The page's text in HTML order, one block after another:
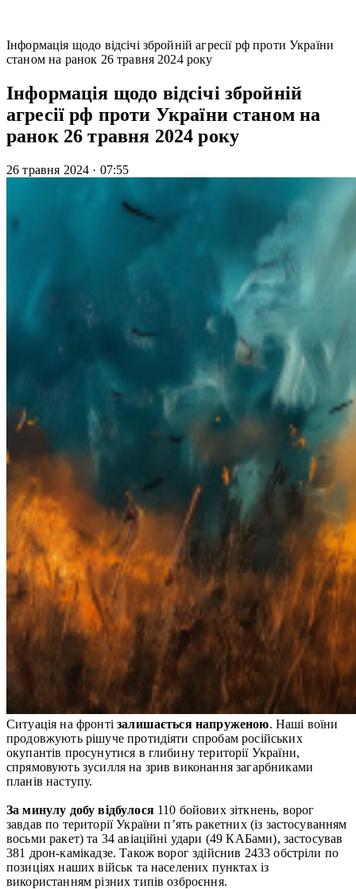
Інформація щодо відсічі збройній агресії рф проти України
станом на ранок 26 травня 2024 року
Інформація щодо відсічі збройній
агресії рф проти України станом на
ранок 26 травня 2024 року
26 травня 2024 · 07:55
Ситуація на фронтізалишається напруженою. Наші воїни
продовжують рішуче протидіяти спробам російських
окупантів просунутися в глибину території України,
спрямовують зусилля на зрив виконання загарбниками
планів наступу.
За минулу добу відбулося110 бойових зіткнень, ворог
завдав по території України п’ять ракетних (із застосуванням
восьми ракет) та 34 авіаційні удари (49 КАБами), застосував
381 дрон-камікадзе. Також ворог здійснив 2433 обстріли по
позиціях наших військ та населених пунктах із
використанням різних типів озброєння.